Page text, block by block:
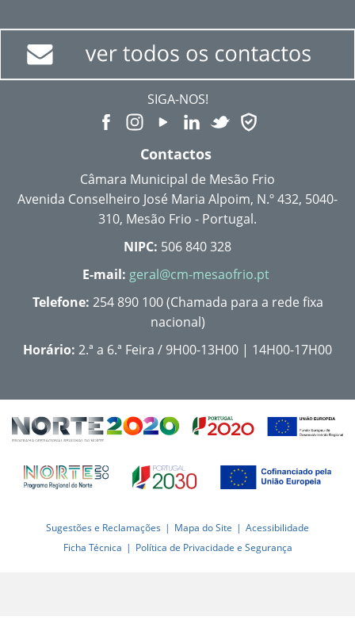
SIGA-NOS!
Contactos
Câmara Municipal de Mesão Frio
Avenida Conselheiro José Maria Alpoim, N.º 432, 5040-
310, Mesão Frio - Portugal.
NIPC: 506 840 328
E-mail: geral@cm-mesaofrio.pt
Telefone: 254 890 100 (Chamada para a rede fixa
nacional)
Horário: 2.ª a 6.ª Feira / 9H00-13H00 | 14H00-17H00
Sugestões e Reclamações Mapa do Site
Acessibilidade
Ficha Técnica
Política de Privacidade e Segurança